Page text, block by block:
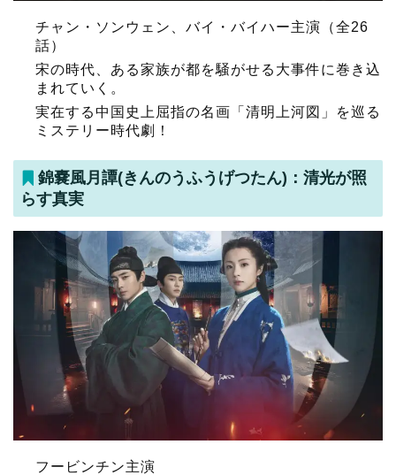
チャン・ソンウェン、バイ・バイハー主演（全26
話）
宋の時代、ある家族が都を騒がせる大事件に巻き込
まれていく。
実在する中国史上屈指の名画「清明上河図」を巡る
ミステリー時代劇！
錦嚢風月譚(きんのうふうげつたん)：清光が照
らす真実
フービンチン主演